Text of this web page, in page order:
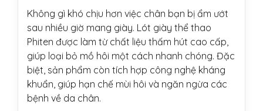
Không gì khó chịu hơn việc chân bạn bị ẩm ướt
sau nhiều giờ mang giày. Lót giày thể thao
Phiten được làm từ chất liệu thấm hút cao cấp,
giúp loại bỏ mồ hôi một cách nhanh chóng. Đặc
biệt, sản phẩm còn tích hợp công nghệ kháng
khuẩn, giúp hạn chế mùi hôi và ngăn ngừa các
bệnh về da chân.